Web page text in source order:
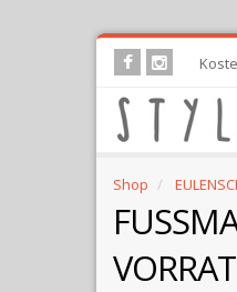
Skip
main
content
Shop